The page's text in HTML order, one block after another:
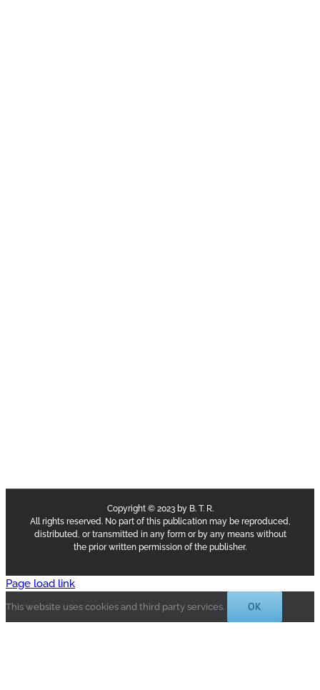
Copyright © 2023 by B. T. R.
All rights reserved. No part of this publication may be reproduced,
distributed, or transmitted in any form or by any means without
the prior written permission of the publisher.
Page load link
This website uses cookies and third party services. OK